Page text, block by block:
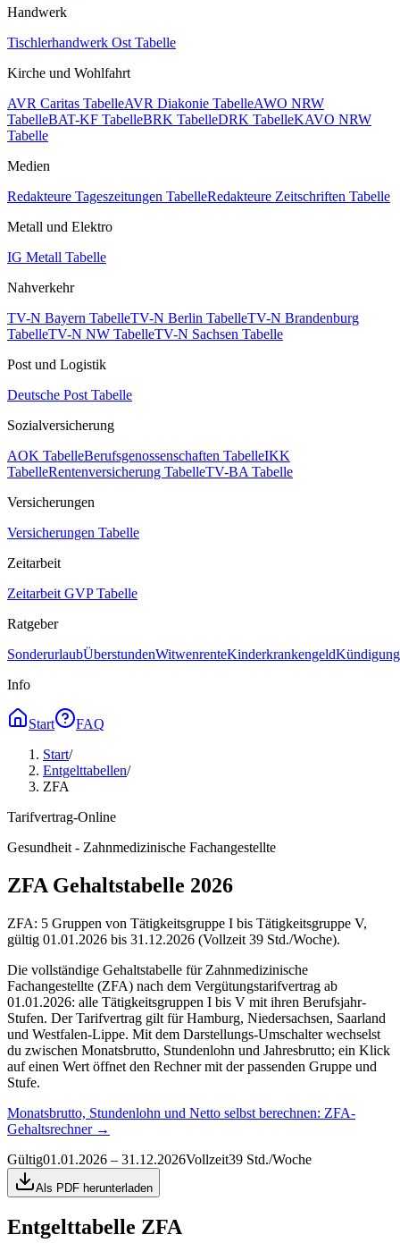
Handwerk
Tischlerhandwerk Ost Tabelle
Kirche und Wohlfahrt
AVR Caritas TabelleAVR Diakonie TabelleAWO NRW
TabelleBAT-KF TabelleBRK TabelleDRK TabelleKAVO NRW
Tabelle
Medien
Redakteure Tageszeitungen TabelleRedakteure Zeitschriften Tabelle
Metall und Elektro
IG Metall Tabelle
Nahverkehr
TV-N Bayern TabelleTV-N Berlin TabelleTV-N Brandenburg
TabelleTV-N NW TabelleTV-N Sachsen Tabelle
Post und Logistik
Deutsche Post Tabelle
Sozialversicherung
AOK TabelleBerufsgenossenschaften TabelleIKK
TabelleRentenversicherung TabelleTV-BA Tabelle
Versicherungen
Versicherungen Tabelle
Zeitarbeit
Zeitarbeit GVP Tabelle
Ratgeber
SonderurlaubÜberstundenWitwenrenteKinderkrankengeld
Info
Start
FAQ
Start/
Entgelttabellen/
ZFA
Tarifvertrag-Online
Gesundheit - Zahnmedizinische Fachangestellte
ZFA Gehaltstabelle 2026
ZFA: 5 Gruppen von Tätigkeitsgruppe I bis Tätigkeitsgruppe V,
gültig 01.01.2026 bis 31.12.2026 (Vollzeit 39 Std./Woche).
Die vollständige Gehaltstabelle für Zahnmedizinische
Fachangestellte (ZFA) nach dem Vergütungstarifvertrag ab
01.01.2026: alle Tätigkeitsgruppen I bis V mit ihren Berufsjahr-
Stufen. Der Tarifvertrag gilt für Hamburg, Niedersachsen, Saarland
und Westfalen-Lippe. Mit dem Darstellungs-Umschalter wechselst
du zwischen Monatsbrutto, Stundenlohn und Jahresbrutto; ein Klick
auf einen Wert öffnet den Rechner mit der passenden Gruppe und
Stufe.
Monatsbrutto, Stundenlohn und Netto selbst berechnen: ZFA-
Gehaltsrechner→
Gültig01.01.2026 – 31.12.2026Vollzeit39 Std./Woche
Als PDF herunterladen
Entgelttabelle ZFA